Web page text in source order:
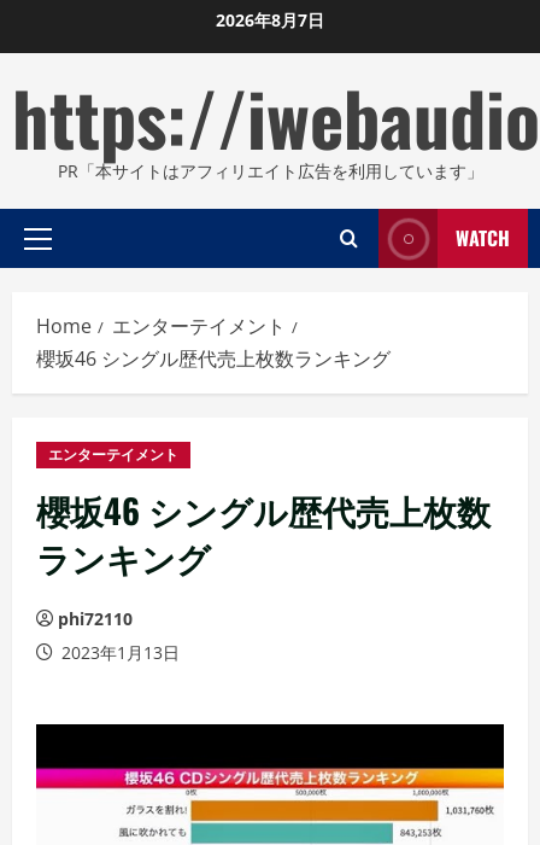
to
2026年8月7日
https://
PR「本サイトはアフィリエイト広告を利用しています」
Primary
WATCH
Home
エンターテイメント
櫻坂46 シングル歴代売上枚数ランキング
エンターテイメント
櫻坂46 シングル歴代売上枚数
ランキング
phi72110
2023年1月13日